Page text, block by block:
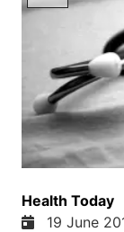
در این جهان
هست یا به
گفت که
که به این
مبتلا
تدابی کنیم؟
مرض سرخکان
را بر شما
می‌کنیم.
نمودید. اگر
Health Today
19 June